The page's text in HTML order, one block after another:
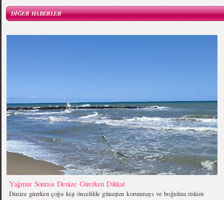
DİĞER HABERLER
Yağmur Sonrası Denize Girerken Dikkat
Denize girerken çoğu kişi öncelikle güneşten korunmayı ve boğulma riskini